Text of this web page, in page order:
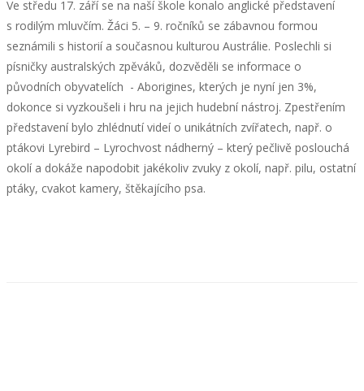
Ve středu 17. září se na naší škole konalo anglické představení
s rodilým mluvčím. Žáci 5. – 9. ročníků se zábavnou formou
seznámili s historií a současnou kulturou Austrálie. Poslechli si
písničky australských zpěváků, dozvěděli se informace o
původních obyvatelích - Aborigines, kterých je nyní jen 3%,
dokonce si vyzkoušeli i hru na jejich hudební nástroj. Zpestřením
představení bylo zhlédnutí videí o unikátních zvířatech, např. o
ptákovi Lyrebird – Lyrochvost nádherný – který pečlivě poslouchá
okolí a dokáže napodobit jakékoliv zvuky z okolí, např. pilu, ostatní
ptáky, cvakot kamery, štěkajícího psa.